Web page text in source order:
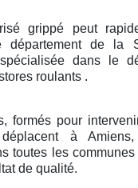
grippé peut
département de la
dans le
roulants .
formés pour
à Amiens,
toutes les
de qualité.